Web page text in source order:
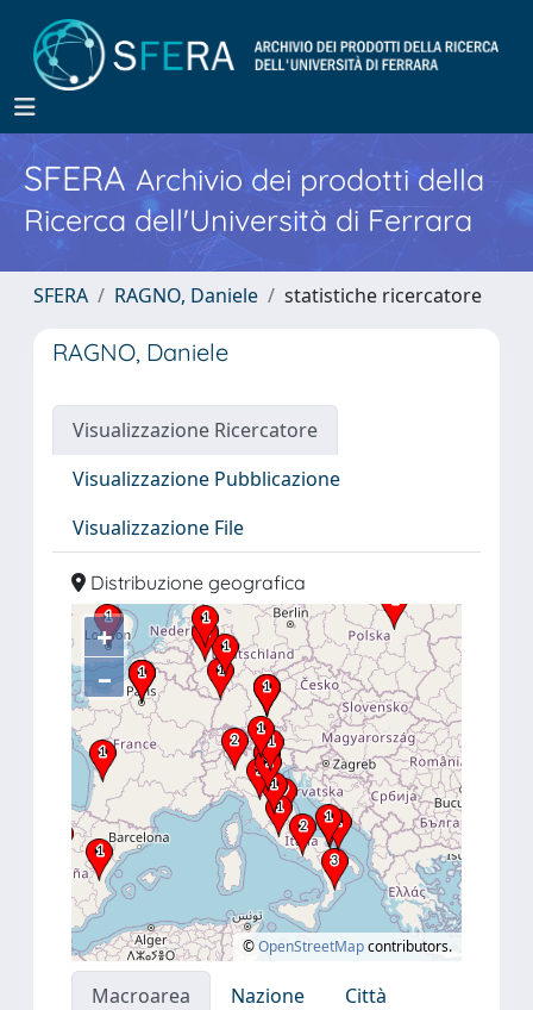
SFERA Archivio dei prodotti della
Ricerca dell'Università di Ferrara
SFERA RAGNO, Daniele statistiche ricercatore
RAGNO, Daniele
Visualizzazione Ricercatore
Visualizzazione Pubblicazione
Visualizzazione File
Distribuzione geografica
+
–
©OpenStreetMapcontributors.
Macroarea Nazione
Città